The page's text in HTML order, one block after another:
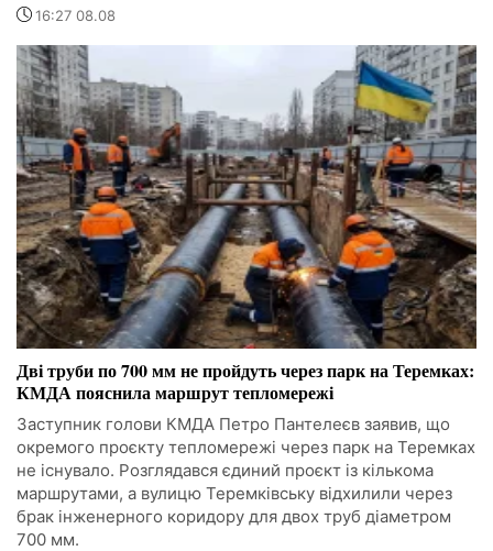
16:27 08.08
Дві труби по 700 мм не пройдуть через парк на Теремках:
КМДА пояснила маршрут тепломережі
Заступник голови КМДА Петро Пантелеєв заявив, що
окремого проєкту тепломережі через парк на Теремках
не існувало. Розглядався єдиний проєкт із кількома
маршрутами, а вулицю Теремківську відхилили через
брак інженерного коридору для двох труб діаметром
700 мм.